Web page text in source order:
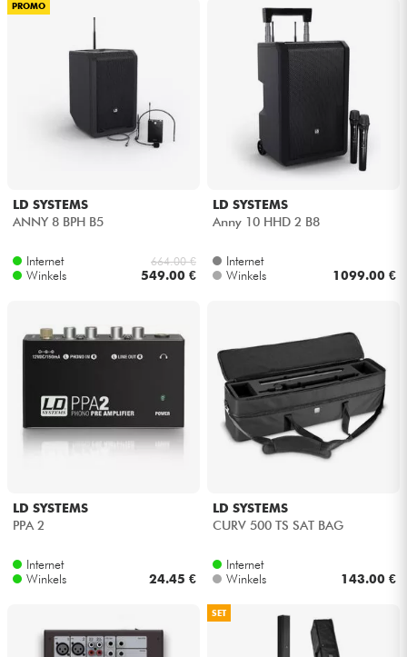
PROMO
LD SYSTEMS
ANNY 8 BPH B5
Internet
Winkels
664.00 €
549.00 €
LD SYSTEMS
Anny 10 HHD 2 B8
Internet
Winkels
1099.00 €
LD SYSTEMS
PPA 2
Internet
Winkels
24.45 €
LD SYSTEMS
CURV 500 TS SAT BAG
Internet
Winkels
143.00 €
SET